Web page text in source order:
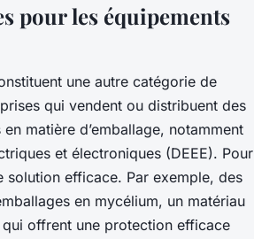
pour les équipements
une autre catégorie de
qui vendent ou distribuent des
matière d’emballage, notamment
et électroniques (DEEE). Pour
solution efficace. Par exemple, des
en mycélium, un matériau
offrent une protection efficace